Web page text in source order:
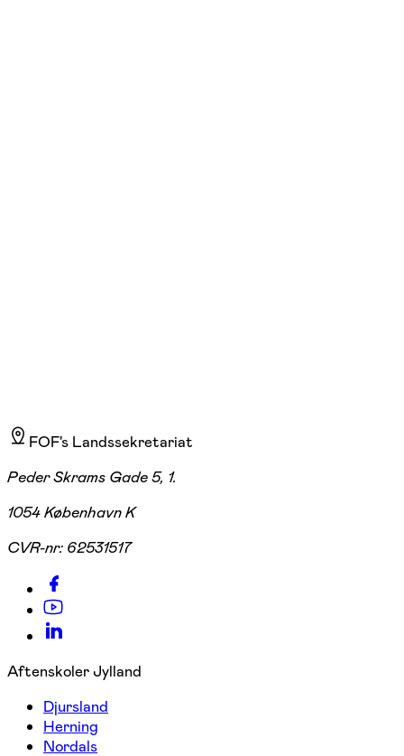
FOF's Landssekretariat
Peder Skrams Gade 5, 1.
1054 København K
CVR-nr: 62531517
Aftenskoler Jylland
Djursland
Herning
Nordals